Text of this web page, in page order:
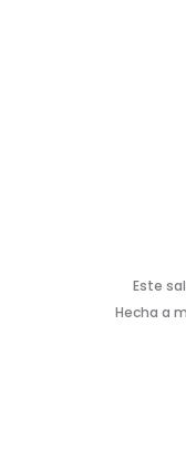
Este
Hecha a